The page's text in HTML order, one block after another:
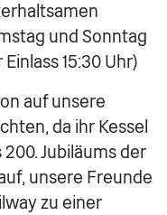
und Sonntag
15:30 Uhr)
auf unsere
da ihr Kessel
Jubiläums der
unsere Freunde
zu einer